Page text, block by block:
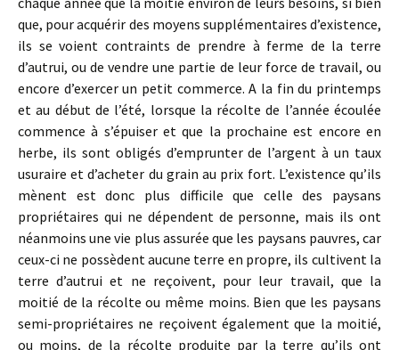
que, pour acquérir des moyens supplémentaires d’existence,
ils se voient contraints de prendre à ferme de la terre
d’autrui, ou de vendre une partie de leur force de travail, ou
encore d’exercer un petit commerce. A la fin du printemps
et au début de l’été, lorsque la récolte de l’année écoulée
commence à s’épuiser et que la prochaine est encore en
herbe, ils sont obligés d’emprunter de l’argent à un taux
usuraire et d’acheter du grain au prix fort. L’existence qu’ils
mènent est donc plus difficile que celle des paysans
propriétaires qui ne dépendent de personne, mais ils ont
néanmoins une vie plus assurée que les paysans pauvres, car
ceux-ci ne possèdent aucune terre en propre, ils cultivent la
terre d’autrui et ne reçoivent, pour leur travail, que la
moitié de la récolte ou même moins. Bien que les paysans
semi-propriétaires ne reçoivent également que la moitié,
ou moins, de la récolte produite par la terre qu’ils ont